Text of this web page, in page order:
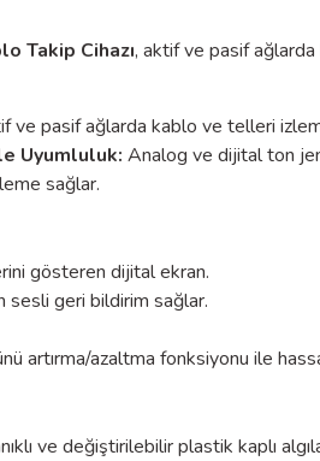
Takip Cihazı, aktif ve pasif
ve pasif ağlarda kablo ve telleri
Uyumluluk: Analog ve dijital ton
sağlar.
gösteren dijital ekran.
sesli geri bildirim sağlar.
artırma/azaltma fonksiyonu ile
ve değiştirilebilir plastik kaplı